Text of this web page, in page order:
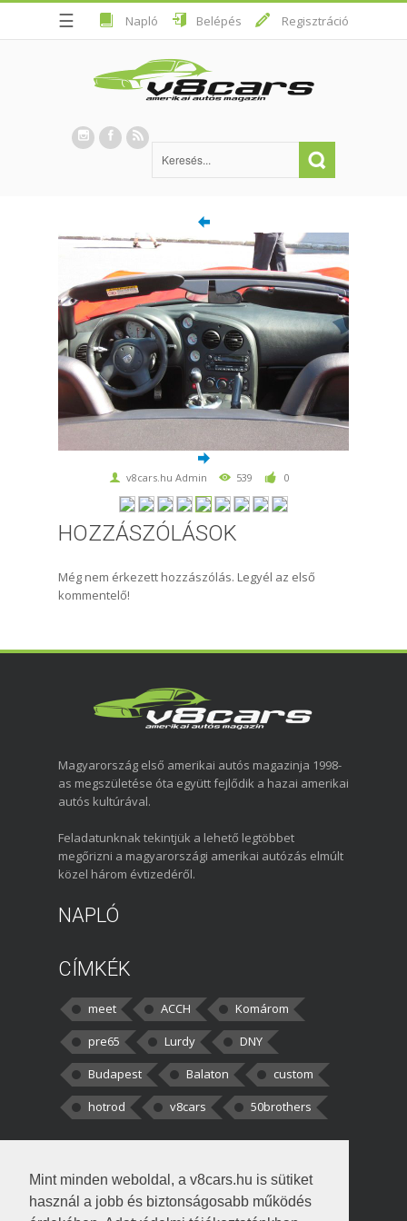
Mint minden weboldal, a v8cars.hu is sütiket
használ a jobb és biztonságosabb működés
☰ Napló Belépés Regisztráció
v8cars.hu Admin 539 0
HOZZÁSZÓLÁSOK
Még nem érkezett hozzászólás. Legyél az első
kommentelő!
Magyarország első amerikai autós magazinja 1998-
as megszületése óta együtt fejlődik a hazai amerikai
autós kultúrával.
Feladatunknak tekintjük a lehető legtöbbet
megőrizni a magyarországi amerikai autózás elmúlt
közel három évtizedéről.
NAPLÓ
CÍMKÉK
meet ACCH
Komárom
pre65
Lurdy
DNY
Budapest
Balaton
custom
hotrod
v8cars 50brothers
kortisz:Elszúrtam! Én csak két
darabbaal számoltam. Nem tudtam, hogy fél autót,